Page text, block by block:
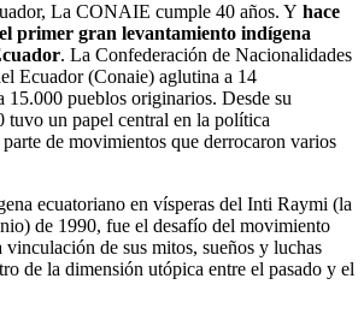
La CONAIE cumple 40 años. Y hace
primer gran levantamiento indígena
. La Confederación de Nacionalidades
Ecuador (Conaie) aglutina a 14
15.000 pueblos originarios. Desde su
tuvo un papel central en la política
de movimientos que derrocaron varios
ecuatoriano en vísperas del Inti Raymi (la
de 1990, fue el desafío del movimiento
de sus mitos, sueños y luchas
de la dimensión utópica entre el pasado y el